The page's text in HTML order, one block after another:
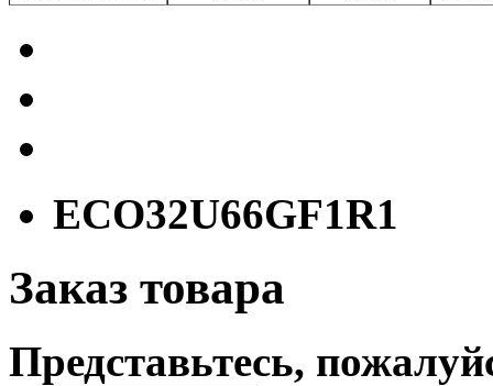
ECO32U66GF1R1
Заказ товара
Представьтесь,